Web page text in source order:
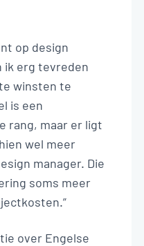
op design
ik erg tevreden
winsten te
is een
rang, maar er ligt
wel meer
manager. Die
soms meer
over Engelse